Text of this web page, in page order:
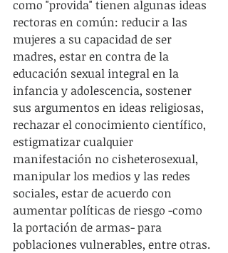
como "provida" tienen algunas ideas
rectoras en común: reducir a las
mujeres a su capacidad de ser
madres, estar en contra de la
educación sexual integral en la
infancia y adolescencia, sostener
sus argumentos en ideas religiosas,
rechazar el conocimiento científico,
estigmatizar cualquier
manifestación no cisheterosexual,
manipular los medios y las redes
sociales, estar de acuerdo con
aumentar políticas de riesgo -como
la portación de armas- para
poblaciones vulnerables, entre otras.